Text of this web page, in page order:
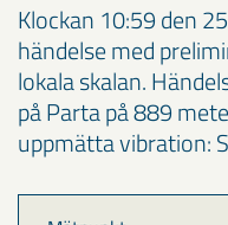
Klockan 10:59 den
händelse med
lokala skalan.
på Parta på 889
uppmätta vibration: